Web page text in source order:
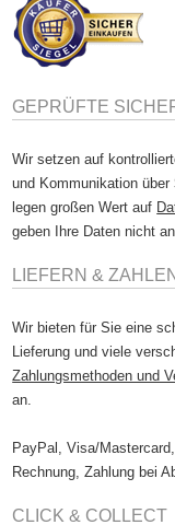
GEPRÜFTE
Wir setzen auf
und Kommunikation über
legen großen Wert auf
geben Ihre Daten nicht
LIEFERN & ZAHLEN
Wir bieten für Sie eine
Lieferung und viele
Zahlungsmethoden und
an.
PayPal, Visa/
Rechnung, Zahlung bei
CLICK & COLLECT